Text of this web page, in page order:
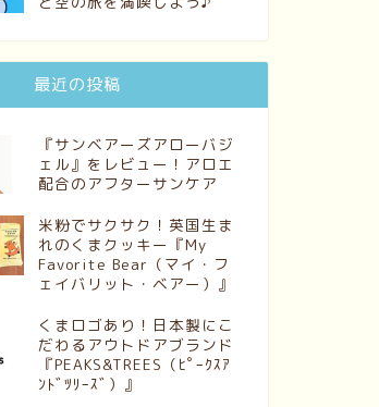
最近の投稿
『サンベアーズアローバジ
ェル』をレビュー！アロエ
配合のアフターサンケア
米粉でサクサク！英国生ま
れのくまクッキー『My
Favorite Bear（マイ・フ
ェイバリット・ベアー）』
くまロゴあり！日本製にこ
だわるアウトドアブランド
『PEAKS&TREES（ﾋﾟｰｸｽｱ
ﾝﾄﾞﾂﾘｰｽﾞ）』